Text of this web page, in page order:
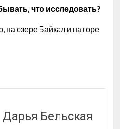
что исследовать?
на озере Байкал и на горе
Дарья Бельская